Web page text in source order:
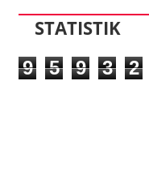
STATISTIK
9 5 9 3 2